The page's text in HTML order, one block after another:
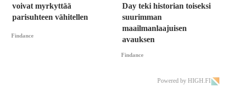
voivat myrkyttää
parisuhteen vähitellen
Findance
Day teki historian toiseksi
suurimman
maailmanlaajuisen
avauksen
Findance
Powered by HIGH.FI